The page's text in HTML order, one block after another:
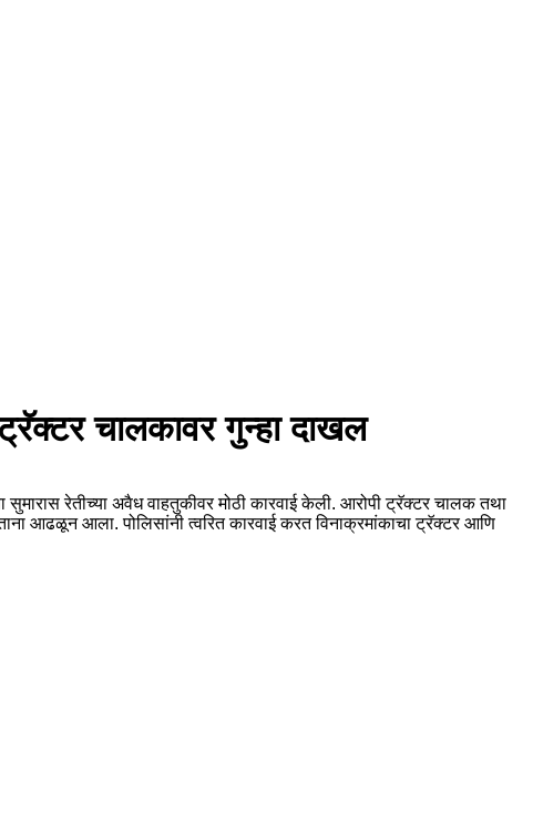
चालकावर गुन्हा दाखल
रेतीच्या अवैध वाहतुकीवर मोठी कारवाई केली. आरोपी ट्रॅक्टर चालक तथा
आढळून आला. पोलिसांनी त्वरित कारवाई करत विनाक्रमांकाचा ट्रॅक्टर आणि